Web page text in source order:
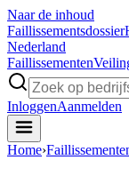
Naar de inhoud
Faillissementsdossier
Nederland
Faillissementen
InloggenAanmelden
Home›